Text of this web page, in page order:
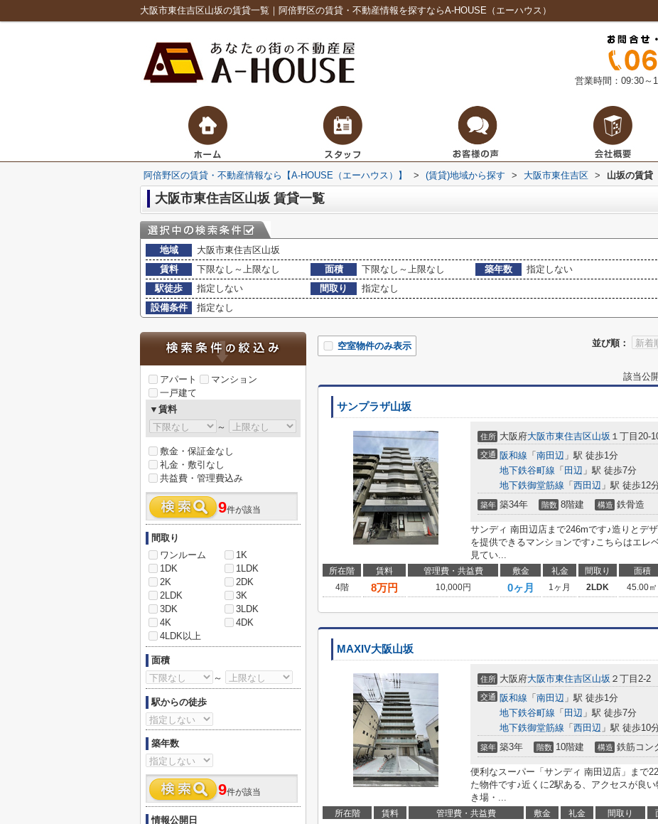
大阪市東住吉区山坂の賃貸一覧｜阿倍野区の賃貸・不動産情報を探すならA-HOUSE（エーハウス）
営業時間：09:30～
阿倍野区の賃貸・不動産情報なら【A-HOUSE（エーハウス）】 > (賃貸)地域から探す > 大阪市東住吉区 > 山坂の賃貸
大阪市東住吉区山坂 賃貸一覧
地域
大阪市東住吉区山坂
賃料
下限なし～上限なし 面積 下限なし～上限なし 築年数
指定しない
駅徒歩
指定しない 間取り
指定なし
設備条件
指定なし
並び順：
空室物件のみ表示
該当公
サンプラザ山坂
住所 大阪府大阪市東住吉区山坂 １丁目20-
交通 阪和線 「 南田辺 」駅 徒歩1分
地下鉄谷町線 「 田辺 」駅 徒歩7分
地下鉄御堂筋線 「 西田辺 」駅 徒歩12
築年 築34年 階数 8階建 構造 鉄骨造
サンディ 南田辺店まで246mです♪造りとデ
を提供できるマンションです♪こちらはエレ
見てい...
所在階 賃料 管理費・共益費 敷金 礼金 間取り 面積
4階
8万円 10,000円 0ヶ月 1ヶ月 2LDK 45.00㎡
MAXIV大阪山坂
住所 大阪府大阪市東住吉区山坂 ２丁目2-2
交通 阪和線 「 南田辺 」駅 徒歩1分
地下鉄谷町線 「 田辺 」駅 徒歩7分
地下鉄御堂筋線 「 西田辺 」駅 徒歩10
築年 築3年 階数 10階建 構造 鉄筋コン
便利なスーパー「サンディ 南田辺店」まで
た物件です♪近くに2駅ある、アクセスが良
き場・...
所在階 賃料 管理費・共益費 敷金 礼金 間取り
アパート
マンション
一戸建て
▼賃料
～
敷金・保証金なし
礼金・敷引なし
共益費・管理費込み
9件が該当
間取り
ワンルーム
1K
1DK
1LDK
2K
2DK
2LDK
3K
3DK
3LDK
4K
4DK
4LDK以上
面積
～
駅からの徒歩
築年数
9件が該当
情報公開日